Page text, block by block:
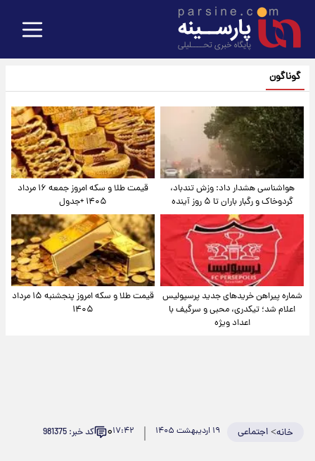
گوناگون
هواشناسی هشدار داد: وزش تندباد،
گردوخاک و رگبار باران تا ۵ روز آینده
قیمت طلا و سکه امروز جمعه ۱۶ مرداد
۱۴۰۵ +جدول
شماره پیراهن خریدهای جدید پرسپولیس
اعلام شد؛ تیکدری، محبی و سرگیف با
اعداد ویژه
قیمت طلا و سکه امروز پنجشنبه ۱۵ مرداد
۱۴۰۵
خانه>اجتماعی ۱۹ اردیبهشت ۱۴۰۵ ۱۷:۴۲۰ کد خبر: 981375